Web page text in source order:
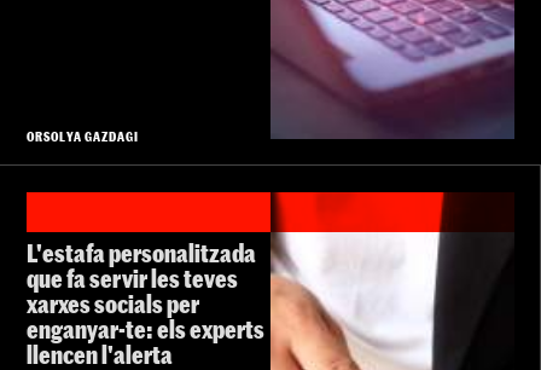
ORSOLYA GAZDAGI
L'estafa personalitzada
que fa servir les teves
xarxes socials per
enganyar-te: els experts
llencen l'alerta